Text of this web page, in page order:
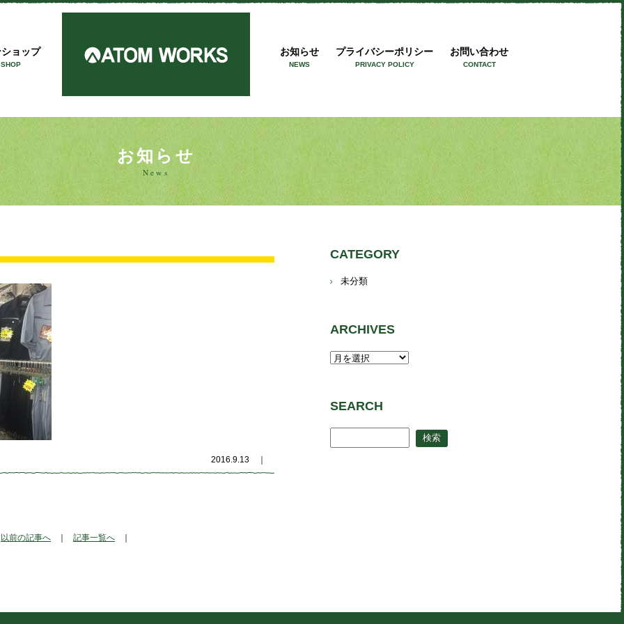
アトムワークス
ョップ お知らせ
NEWS
プライバシーポリシー
PRIVACY POLICY
お問い合わせ
CONTACT
お知らせ
News
CATEGORY
未分類
ARCHIVES
SEARCH
2016.9.13
以前の記事へ 記事一覧へ